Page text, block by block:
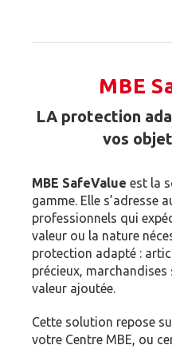
MBE
LA protection
vos
MBE SafeValue est la
gamme. Elle s’adresse
professionnels qui
valeur ou la nature
protection adapté :
précieux,
valeur ajoutée.
Cette solution repose
votre Centre MBE, ou